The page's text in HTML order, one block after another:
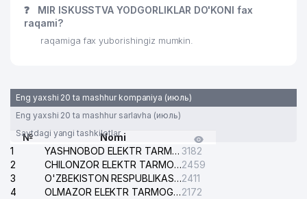
❓
MIR ISKUSSTVA YODGORLIKLAR DO'KONI fax
raqami?
raqamiga fax yuborishingiz mumkin.
Eng yaxshi 20 ta mashhur kompaniya (июль)
Eng yaxshi 20 ta mashhur sarlavha (июль)
Saytdagi yangi tashkilotlar
№
Nomi
1
YASHNOBOD ELEKTR TARMOG'I NOSOZLIKLARI XIZMATI 3182
2
CHILONZOR ELEKTR TARMOG'I NOSOZLIK XIZMATI2459
3
O'ZBEKISTON RESPUBLIKASI BOSH PROKURATURASI ISHONCH TELEFONI2411
4
OLMAZOR ELEKTR TARMOG'I NOSOZLIKLARI XIZMATI2172